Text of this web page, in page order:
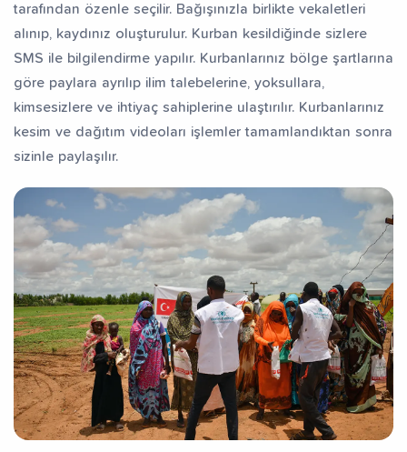
tarafından özenle seçilir. Bağışınızla birlikte vekaletleri
alınıp, kaydınız oluşturulur. Kurban kesildiğinde sizlere
SMS ile bilgilendirme yapılır. Kurbanlarınız bölge şartlarına
göre paylara ayrılıp ilim talebelerine, yoksullara,
kimsesizlere ve ihtiyaç sahiplerine ulaştırılır. Kurbanlarınız
kesim ve dağıtım videoları işlemler tamamlandıktan sonra
sizinle paylaşılır.